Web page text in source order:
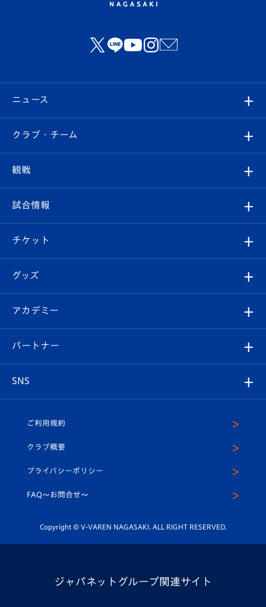
ニュース
すべて
クラブ
試合情報
チケット
イベント
メディア
ホームタウン
クラブ・チーム
クラブ概要
エンブレム紹介
スタッフプロフィール
マスコット紹介
平和祈念活動
ホームタウン活動
観戦
観戦ルール
はじめての観戦ガイド
Revive Team
ヴィヴィくんの長崎おもてなしガイド
試合情報
試合日程/結果
フォトギャラリー
スタジアムグルメ
チケット
チケット
V-LOVERS（ファンクラブ）
プレイヤーズスイート
グッズ
オンラインショップ
店舗情報
アカデミー
育成からのお知らせ
U-18
スクール
パートナー
SNS
ヴィヴィくんインスタグラム
公式LINE＠
ご利用規約
クラブ概要
プライバシーポリシー
FAQ〜お問合せ〜
Copyright © V-VAREN NAGASAKI. ALL RIGHT RESERVED.
ジャパネットグループ関連サイト